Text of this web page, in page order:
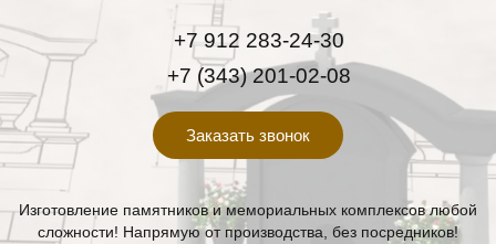
+7 912 283-24-30
+7 (343) 201-02-08
Заказать звонок
Изготовление памятников и мемориальных комплексов любой
сложности! Напрямую от производства, без посредников!